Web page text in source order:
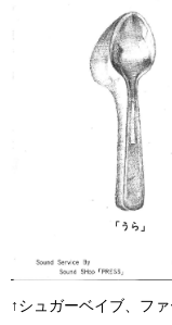
↑シュガーベイブ、フ